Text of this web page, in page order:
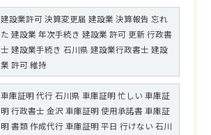
建設業許可 決算変更届 建設業 決算報告 忘れ
た 建設業 年次手続き 建設業 許可 更新 行政書
士 建設業手続き 石川県 建設業行政書士 建設
業 許可 維持
車庫証明 代行 石川県 車庫証明 忙しい 車庫証
明 行政書士 金沢 車庫証明 使用承諾書 車庫証
明 書類 作成代行 車庫証明 平日 行けない 石川